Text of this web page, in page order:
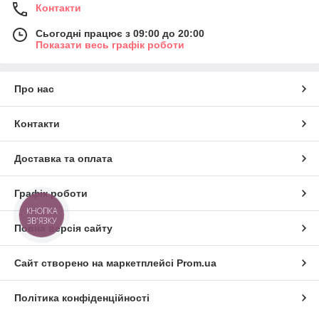
Контакти
Сьогодні працює з 09:00 до 20:00
Показати весь графік роботи
Про нас
Контакти
Доставка та оплата
Графік роботи
Повна версія сайту
Сайт створено на маркетплейсі Prom.ua
Політика конфіденційності
КНОПКА
ЗВ'ЯЗКУ